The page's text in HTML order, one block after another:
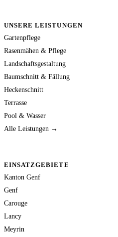
UNSERE LEISTUNGEN
Gartenpflege
Rasenmähen & Pflege
Landschaftsgestaltung
Baumschnitt & Fällung
Heckenschnitt
Terrasse
Pool & Wasser
Alle Leistungen →
EINSATZGEBIETE
Kanton Genf
Genf
Carouge
Lancy
Meyrin